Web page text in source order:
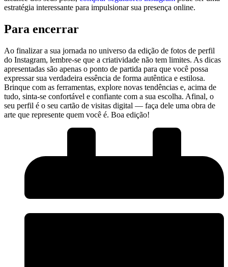
estratégia interessante‍ para impulsionar‌ sua presença online.
Para encerrar
Ao finalizar a sua jornada no⁣ universo da edição de fotos de perfil
do ⁢Instagram, ‌lembre-se⁣ que⁣ a criatividade não tem limites. As dicas
apresentadas são apenas​ o ponto de partida​ para que você possa
expressar sua⁣ verdadeira essência de forma ‌autêntica⁢ e estilosa.
Brinque com as ferramentas, explore novas tendências e, acima‍ de
tudo, sinta-se confortável e confiante ‍com a sua escolha. ⁢Afinal, o
seu perfil é o seu cartão de ⁤visitas⁣ digital ⁤— faça dele uma obra de
arte que represente quem você é.⁣ Boa⁤ edição!